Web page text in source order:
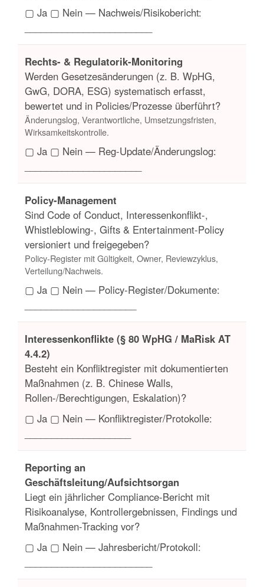
▢ Ja ▢ Nein — Nachweis/Risikobericht:
Rechts- & Regulatorik-Monitoring
Werden Gesetzesänderungen (z. B. WpHG,
GwG, DORA, ESG) systematisch erfasst,
bewertet und in Policies/Prozesse überführt?
Änderungslog, Verantwortliche, Umsetzungsfristen,
Wirksamkeitskontrolle.
▢ Ja ▢ Nein — Reg-Update/Änderungslog:
Policy-Management
Sind Code of Conduct, Interessenkonflikt-,
Whistleblowing-, Gifts & Entertainment-Policy
versioniert und freigegeben?
Policy-Register mit Gültigkeit, Owner, Reviewzyklus,
Verteilung/Nachweis.
▢ Ja ▢ Nein — Policy-Register/Dokumente:
Interessenkonflikte (§ 80 WpHG / MaRisk AT
4.4.2)
Besteht ein Konfliktregister mit dokumentierten
Maßnahmen (z. B. Chinese Walls,
Rollen-/Berechtigungen, Eskalation)?
▢ Ja ▢ Nein — Konfliktregister/Protokolle:
Reporting an
Geschäftsleitung/Aufsichtsorgan
Liegt ein jährlicher Compliance-Bericht mit
Risikoanalyse, Kontrollergebnissen, Findings und
Maßnahmen-Tracking vor?
▢ Ja ▢ Nein — Jahresbericht/Protokoll: